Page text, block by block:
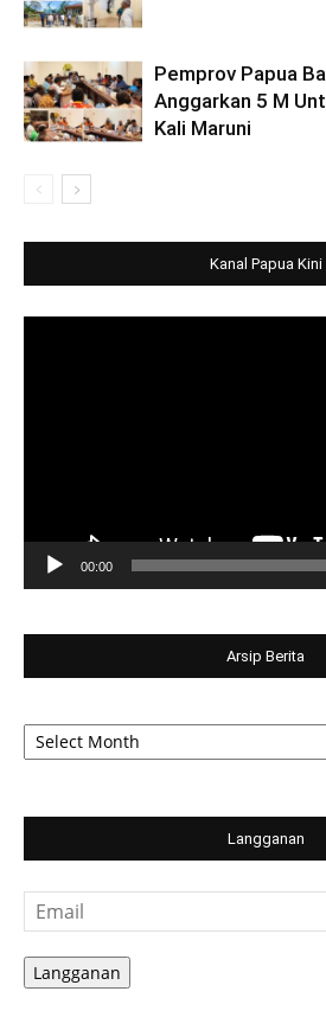
Pemprov Papua
Anggarkan 5 M
Kali Maruni
Kanal Papua Kini
00:00
Arsip Berita
Arsip
Berita
Langganan
Email
Langganan